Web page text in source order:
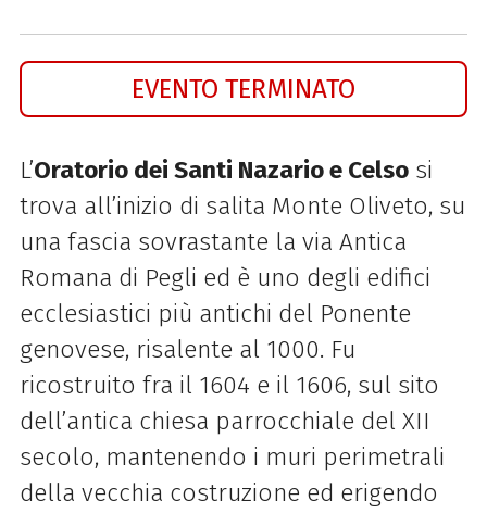
EVENTO TERMINATO
L’Oratorio dei Santi Nazario e Celsosi
trova all’inizio di salita Monte Oliveto, su
una fascia sovrastante la via Antica
Romana di Pegli ed è uno degli edifici
ecclesiastici più antichi del Ponente
genovese, risalente al 1000. Fu
ricostruito fra il 1604 e il 1606, sul sito
dell’antica chiesa parrocchiale del XII
secolo, mantenendo i muri perimetrali
della vecchia costruzione ed erigendo